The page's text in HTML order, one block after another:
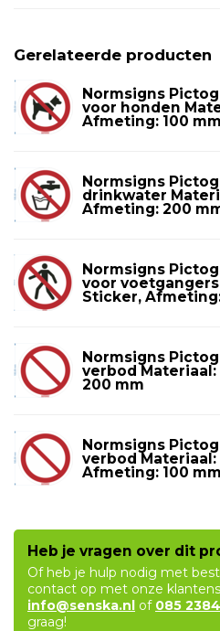
Gerelateerde producten
Normsigns
voor honden
Afmeting: 100 mm
Normsigns
drinkwater
Afmeting: 200
Normsigns
voor
Sticker,
Normsigns
verbod Materiaal:
200 mm
Normsigns
verbod
Afmeting: 100 mm
Heb je vragen over dit
Of heb je hulp nodig met
contact op met onze
info@senska.nl of 085
graag!